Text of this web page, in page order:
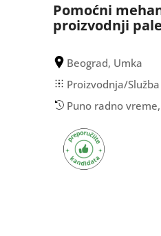
Pomoćni
proizvodnji
Beograd, Umka
Proizvodnja/
Puno radno